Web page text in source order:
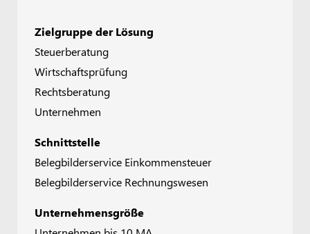
Zielgruppe der Lösung
Steuerberatung
Wirtschaftsprüfung
Rechtsberatung
Unternehmen
Schnittstelle
Belegbilderservice Einkommensteuer
Belegbilderservice Rechnungswesen
Unternehmensgröße